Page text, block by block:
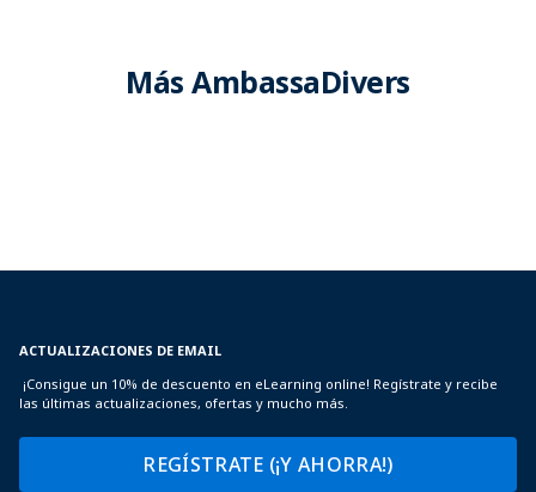
Más AmbassaDivers
ACTUALIZACIONES DE EMAIL
¡Consigue un 10% de descuento en eLearning online! Regístrate y recibe
las últimas actualizaciones, ofertas y mucho más.
REGÍSTRATE (¡Y AHORRA!)